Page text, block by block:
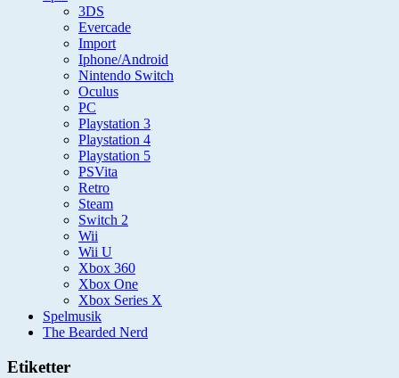
3DS
Evercade
Import
Iphone/Android
Nintendo Switch
Oculus
PC
Playstation 3
Playstation 4
Playstation 5
PSVita
Retro
Steam
Switch 2
Wii
Wii U
Xbox 360
Xbox One
Xbox Series X
Spelmusik
The Bearded Nerd
Etiketter